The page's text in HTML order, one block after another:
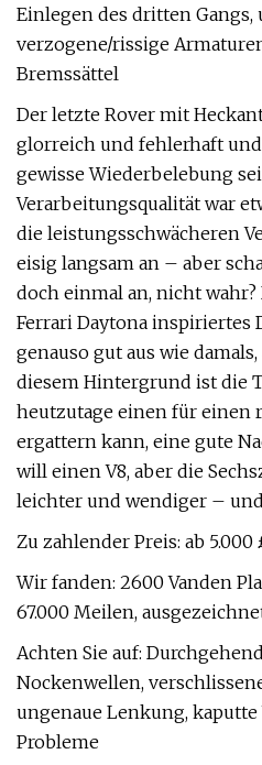
Einlegen des dritten
verzogene/rissige
Bremssättel
Der letzte Rover mit
glorreich und fehlerhaft
gewisse Wiederbelebung
Verarbeitungsqualität war
die leistungsschwächeren
eisig langsam an – aber
doch einmal an, nicht wahr?
Ferrari Daytona inspiriertes
genauso gut aus wie damals,
diesem Hintergrund ist die
heutzutage einen für einen
ergattern kann, eine gute
will einen V8, aber die
leichter und wendiger –
Zu zahlender Preis: ab 5.000
Wir fanden: 2600 Vanden
67.000 Meilen,
Achten Sie auf:
Nockenwellen,
ungenaue Lenkung,
Probleme